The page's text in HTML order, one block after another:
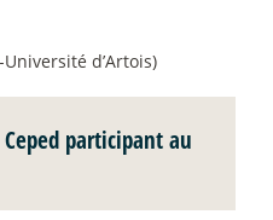
Université d’Artois)
participant au